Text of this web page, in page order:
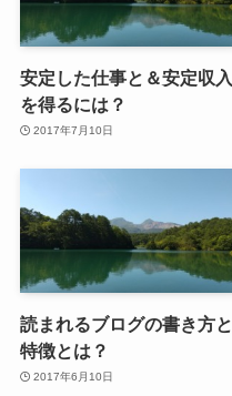
安定した仕事と＆安定収入
を得るには？
2017年7月10日
読まれるブログの書き方と
特徴とは？
2017年6月10日